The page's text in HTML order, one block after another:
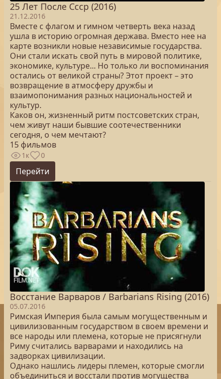
25 Лет После Cccр (2016)
21.12.2016
Вместе с флагом и гимном четверть века назад
ушла в историю огромная держава. Вместо нее на
карте возникли новые независимые государства.
Они стали искать свой путь в мировой политике,
экономике, культуре... Но только ли воспоминания
остались от великой страны? Этот проект – это
возвращение в атмосферу дружбы и
взаимопонимания разных национальностей и
культур.
Каков он, жизненный ритм постсоветских стран,
чем живут наши бывшие соотечественники
сегодня, о чем мечтают?
15 фильмов
1к 0
Перейти
Восстание Варваров / Barbarians Rising (2016)
05.07.2016
Римская Империя была самым могущественным и
цивилизованным государством в своем времени и
все народы или племена, которые не присягнули
Риму считались варварами и находились на
задворках цивилизации.
Однако нашлись лидеры племен, которые смогли
объединиться и восстали против могущества